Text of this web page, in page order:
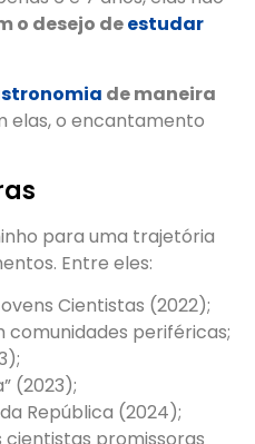
o desejo deestudar
de maneira
elas, o encantamento
para uma trajetória
Entre eles:
Cientistas (2022);
comunidades periféricas;
(2023);
República (2024);